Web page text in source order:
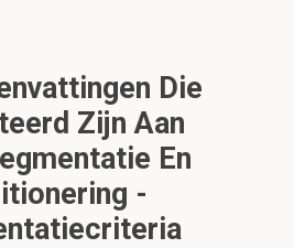
Die
Zijn Aan
En
-